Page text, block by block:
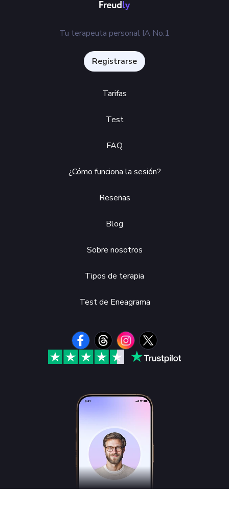
Tu terapeuta personal IA No.1
Registrarse
Tarifas
Test
FAQ
¿Cómo funciona la sesión?
Reseñas
Blog
Sobre nosotros
Tipos de terapia
Test de Eneagrama